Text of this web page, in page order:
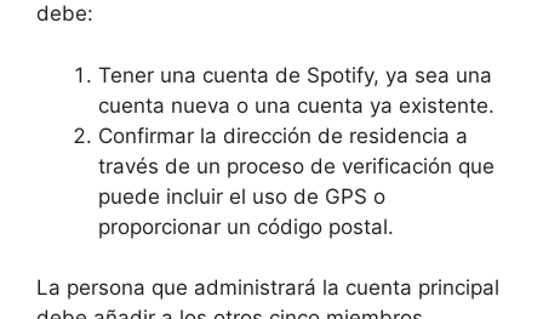
debe:
Tener una cuenta de Spotify, ya sea una
cuenta nueva o una cuenta ya existente.
Confirmar la dirección de residencia a
través de un proceso de verificación que
puede incluir el uso de GPS o
proporcionar un código postal.
La persona que administrará la cuenta principal